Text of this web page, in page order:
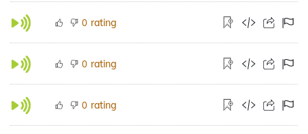
0 rating
0 rating
0 rating